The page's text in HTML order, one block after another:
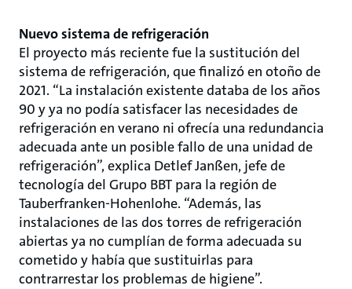
Nuevo sistema de refrigeración
El proyecto más reciente fue la sustitución del
sistema de refrigeración, que finalizó en otoño de
2021. “La instalación existente databa de los años
90 y ya no podía satisfacer las necesidades de
refrigeración en verano ni ofrecía una redundancia
adecuada ante un posible fallo de una unidad de
refrigeración”, explica Detlef Janßen, jefe de
tecnología del Grupo BBT para la región de
Tauberfranken-Hohenlohe. “Además, las
instalaciones de las dos torres de refrigeración
abiertas ya no cumplían de forma adecuada su
cometido y había que sustituirlas para
contrarrestar los problemas de higiene”.